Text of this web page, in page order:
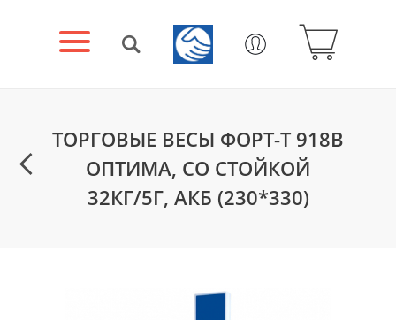
ТОРГОВЫЕ ВЕСЫ ФОРТ-Т 918B
ОПТИМА, СО СТОЙКОЙ
32КГ/5Г, АКБ (230*330)